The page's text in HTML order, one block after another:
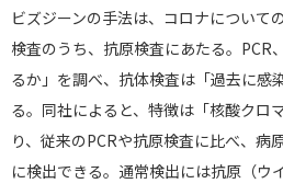
ビズジーンの手法は、コロナについて
検査のうち、抗原検査にあたる。PCR
るか」を調べ、抗体検査は「過去に感
る。同社によると、特徴は「核酸クロ
り、従来のPCRや抗原検査に比べ、病
に検出できる。通常検出には抗原（ウ